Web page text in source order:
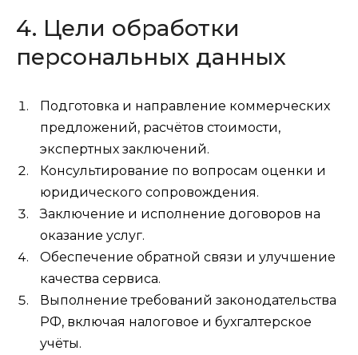
4. Цели обработки
персональных данных
Подготовка и направление коммерческих
предложений, расчётов стоимости,
экспертных заключений.
Консультирование по вопросам оценки и
юридического сопровождения.
Заключение и исполнение договоров на
оказание услуг.
Обеспечение обратной связи и улучшение
качества сервиса.
Выполнение требований законодательства
РФ, включая налоговое и бухгалтерское
учёты.